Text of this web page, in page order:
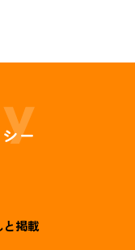
ー
掲載